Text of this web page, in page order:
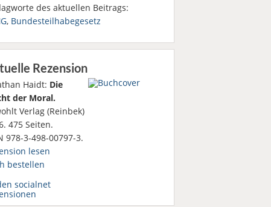
des aktuellen Beitrags:
, Bundesteilhabegesetz
Rezension
Haidt: Die
der Moral.
Verlag (Reinbek)
475 Seiten.
978-3-498-00797-3.
lesen
bestellen
socialnet